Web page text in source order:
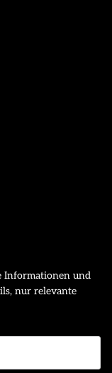
Informationen und
nur relevante